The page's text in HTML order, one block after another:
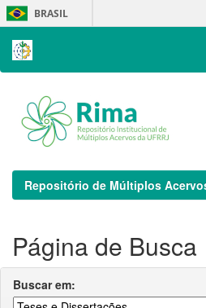
Skip
navigation
BRASIL
Repositório de Múltiplos
Página de Busca
Buscar em: